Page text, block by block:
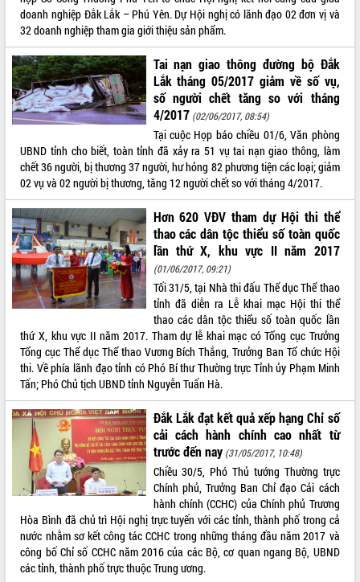
UBND tỉnh họp báo định kỳ tháng 4
năm 2026
Hội thảo khoa học “Giải pháp thúc đẩy
phát triển nền kinh tế xanh tại tỉnh
Đắk Lắk”
Tăng cường giám sát, đôn đốc thực
hiện nhiệm vụ quản lý tài sản công
Tháo gỡ những vướng mắc, đẩy mạnh
công tác cải cách thủ tục hành chính
tại Trung tâm Phục vụ hành chính
công tỉnh
Đắk Lắk: Tôn vinh 46 giải pháp tại Hội
thi Sáng tạo Kỹ thuật 2024 - 2025
Đắk Lắk rà soát, điều chỉnh Đề án 190
về phát triển nuôi trồng thủy sản
Phó Chủ tịch UBND tỉnh Đắk Lắk
Trương Công Thái kiểm tra thực địa
Dự án cao tốc Khánh Hòa - Buôn Ma
Thuột
Định vị cà phê Việt Nam như một “di
sản sống” trong dòng chảy toàn cầu
Xây dựng nông thôn mới: Nâng cao đời
sống người dân từ những mô hình thiết
thực
Quyết liệt tháo gỡ vướng mắc, đẩy
nhanh tiến độ các dự án trọng điểm
trong Khu kinh tế Nam Phú Yên
Hòn Yến phát triển du lịch gắn với bảo
tồn biển
Lấy ý kiến điều chỉnh Quy hoạch tỉnh
Đắk Lắk thời kỳ 2021-2030, tầm nhìn
đến năm 2050
doanh nghiệp Đắk Lắk – Phú Yên. Dự Hội nghị có lãnh đạo 02 đơn vị và
32 doanh nghiệp tham gia giới thiệu sản phẩm.
Tai nạn giao thông đường bộ Đắk
Lắk tháng 05/2017 giảm về số vụ,
số người chết tăng so với tháng
4/2017 (02/06/2017, 08:54)
Tại cuộc Họp báo chiều 01/6, Văn phòng
UBND tỉnh cho biết, toàn tỉnh đã xảy ra 51 vụ tai nạn giao thông, làm
chết 36 người, bị thương 37 người, hư hỏng 82 phương tiện các loại; giảm
02 vụ và 02 người bị thương, tăng 12 người chết so với tháng 4/2017.
Hơn 620 VĐV tham dự Hội thi thể
thao các dân tộc thiểu số toàn quốc
lần thứ X, khu vực II năm 2017
(01/06/2017, 09:21)
Tối 31/5, tại Nhà thi đấu Thể dục Thể thao
tỉnh đã diễn ra Lễ khai mạc Hội thi thể
thao các dân tộc thiểu số toàn quốc lần
thứ X, khu vực II năm 2017. Tham dự lễ khai mạc có Tổng cục Trưởng
Tổng cục Thể dục Thể thao Vương Bích Thắng, Trưởng Ban Tổ chức Hội
thi. Về phía lãnh đạo tỉnh có Phó Bí thư Thường trực Tỉnh ủy Phạm Minh
Tấn; Phó Chủ tịch UBND tỉnh Nguyễn Tuấn Hà.
Đắk Lắk đạt kết quả xếp hạng Chỉ số
cải cách hành chính cao nhất từ
trước đến nay (31/05/2017, 10:48)
Chiều 30/5, Phó Thủ tướng Thường trực
Chính phủ, Trưởng Ban Chỉ đạo Cải cách
hành chính (CCHC) của Chính phủ Trương
Hòa Bình đã chủ trì Hội nghị trực tuyến với các tỉnh, thành phố trong cả
nước nhằm sơ kết công tác CCHC trong những tháng đầu năm 2017 và
công bố Chỉ số CCHC năm 2016 của các Bộ, cơ quan ngang Bộ, UBND
các tỉnh, thành phố trực thuộc Trung ương.